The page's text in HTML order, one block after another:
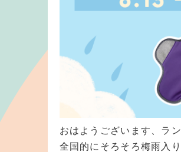
おはようございます、ラ
全国的にそろそろ梅雨入